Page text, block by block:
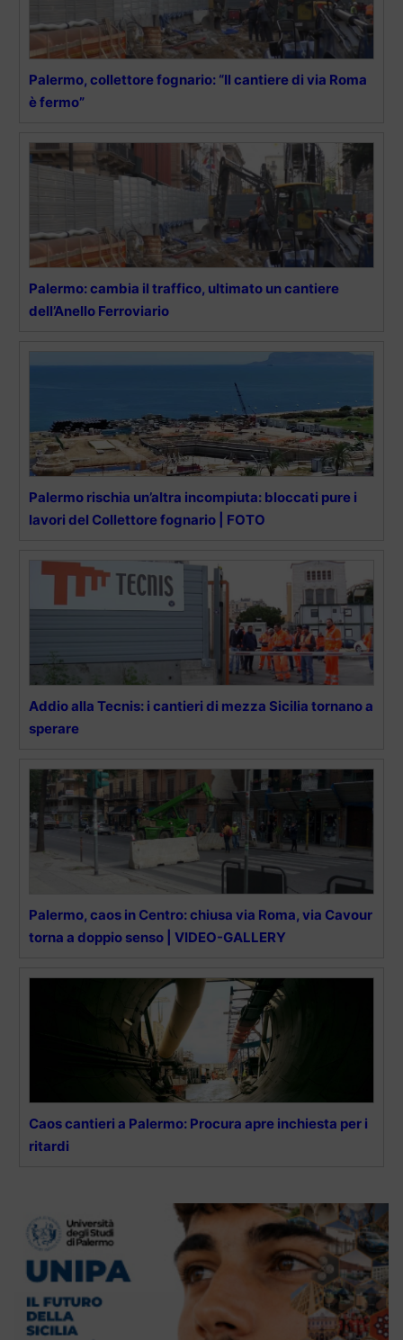
Palermo, collettore fognario: “Il cantiere di via Roma
è fermo”
Palermo: cambia il traffico, ultimato un cantiere
dell’Anello Ferroviario
Palermo rischia un’altra incompiuta: bloccati pure i
lavori del Collettore fognario | FOTO
Addio alla Tecnis: i cantieri di mezza Sicilia tornano a
sperare
Palermo, caos in Centro: chiusa via Roma, via Cavour
torna a doppio senso | VIDEO-GALLERY
Caos cantieri a Palermo: Procura apre inchiesta per i
ritardi